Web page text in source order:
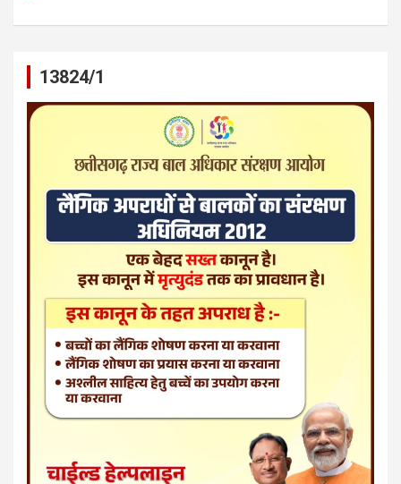
13824/1